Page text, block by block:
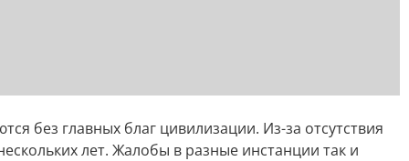
без главных благ цивилизации. Из-за отсутствия
лет. Жалобы в разные инстанции так и